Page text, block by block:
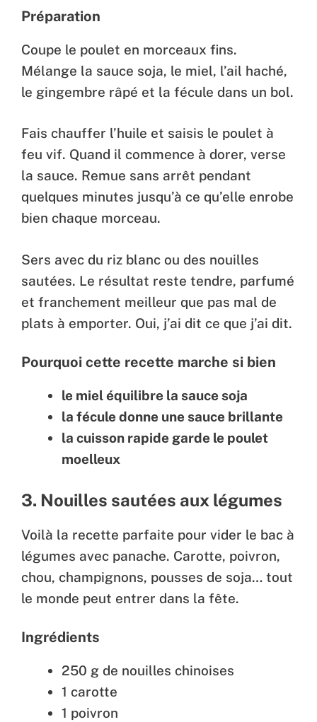
Préparation
Coupe le poulet en morceaux fins.
Mélange la sauce soja, le miel, l’ail haché,
le gingembre râpé et la fécule dans un bol.
Fais chauffer l’huile et saisis le poulet à
feu vif. Quand il commence à dorer, verse
la sauce. Remue sans arrêt pendant
quelques minutes jusqu’à ce qu’elle enrobe
bien chaque morceau.
Sers avec du riz blanc ou des nouilles
sautées. Le résultat reste tendre, parfumé
et franchement meilleur que pas mal de
plats à emporter. Oui, j’ai dit ce que j’ai dit.
Pourquoi cette recette marche si bien
le miel équilibre la sauce soja
la fécule donne une sauce brillante
la cuisson rapide garde le poulet
moelleux
3. Nouilles sautées aux légumes
Voilà la recette parfaite pour vider le bac à
légumes avec panache. Carotte, poivron,
chou, champignons, pousses de soja… tout
le monde peut entrer dans la fête.
Ingrédients
250 g de nouilles chinoises
1 carotte
1 poivron